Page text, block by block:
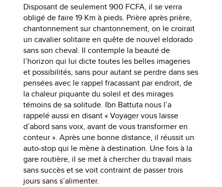
Disposant de seulement 900 FCFA, il se verra
obligé de faire 19 Km à pieds. Prière après prière,
chantonnement sur chantonnement, on le croirait
un cavalier solitaire en quête de nouvel eldorado
sans son cheval. Il contemple la beauté de
l’horizon qui lui dicte toutes les belles imageries
et possibilités, sans pour autant se perdre dans ses
pensées avec le rappel fracassant par endroit, de
la chaleur piquante du soleil et des mirages
témoins de sa solitude. Ibn Battuta nous l’a
rappelé aussi en disant « Voyager vous laisse
d’abord sans voix, avant de vous transformer en
conteur ». Après une bonne distance, il réussit un
auto-stop qui le mène à destination. Une fois à la
gare routière, il se met à chercher du travail mais
sans succès et se voit contraint de passer trois
jours sans s’alimenter.